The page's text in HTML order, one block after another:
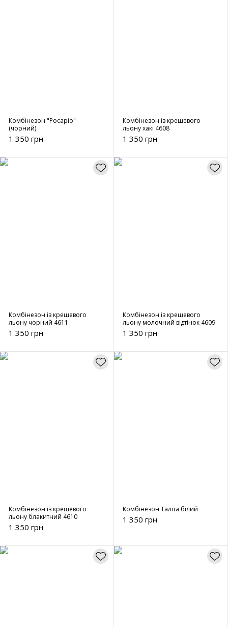
Комбінезон "Росаріо"
(чорний)
1 350 грн
Комбінезон із крешевого
льону хакі 4608
1 350 грн
Комбінезон із крешевого
льону чорний 4611
1 350 грн
Комбінезон із крешевого
льону молочний відтінок 4609
1 350 грн
Комбінезон із крешевого
льону блакитний 4610
1 350 грн
Комбінезон Таліта білий
1 350 грн